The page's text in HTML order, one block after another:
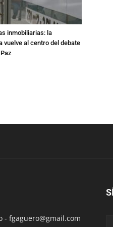
inmobiliarias: la
vuelve al centro del debate
- fgaguero@gmail.com